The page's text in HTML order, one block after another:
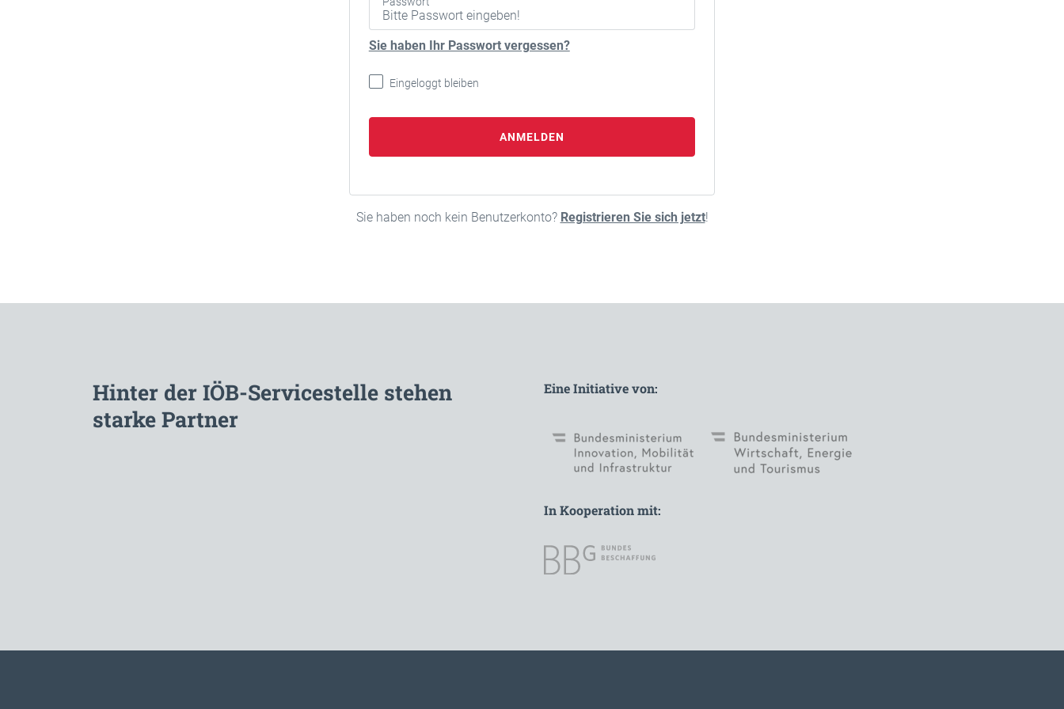
Sie haben Ihr Passwort vergessen?
Eingeloggt bleiben
ANMELDEN
Sie haben noch kein Benutzerkonto? Registrieren Sie sich jetzt!
Hinter der IÖB-Servicestelle stehen
starke Partner
Eine Initiative von:
In Kooperation mit: